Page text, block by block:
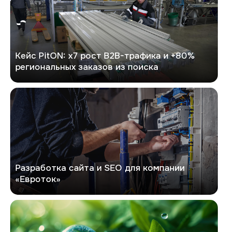
Кейс PitON: х7 рост B2B-трафика и +80%
региональных заказов из поиска
Евроток
Разработка сайта и SEO для компании
«Евроток»
Экоривер